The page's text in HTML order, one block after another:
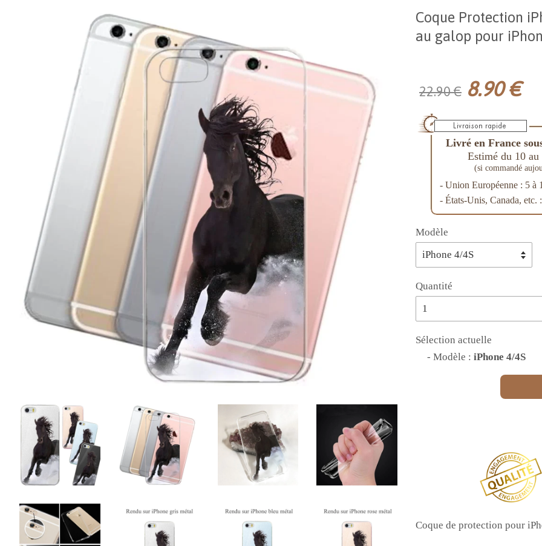
Coque Protection
au galop pour
22.90 € 8.90 €
Livré en France
Estimé du 10 au
(si commandé
- Union Européenne : 5 à
- États-Unis, Canada, etc.
Modèle
Quantité
Sélection actuelle
- Modèle : iPhone 4/4S
Coque de protection pour